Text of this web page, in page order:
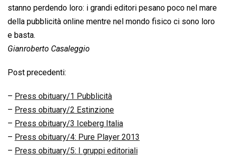
stanno perdendo loro: i grandi editori pesano poco nel mare
della pubblicità online mentre nel mondo fisico ci sono loro
e basta.
Gianroberto Casaleggio
Post precedenti:
– Press obituary/1 Pubblicità
– Press obituary/2 Estinzione
– Press obituary/3 Iceberg Italia
– Press obituary/4: Pure Player 2013
– Press obituary/5: I gruppi editoriali